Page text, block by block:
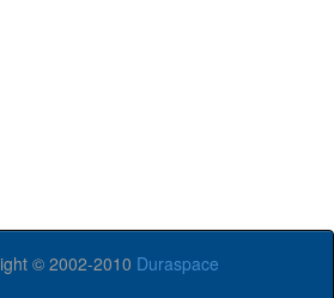
© 2002-2010 Duraspace